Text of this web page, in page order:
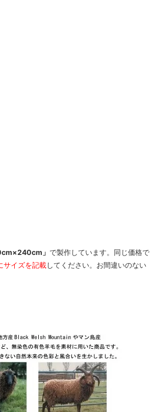
」 で製作しています。同じ価格で
サイズを記載してください。お間違いのない